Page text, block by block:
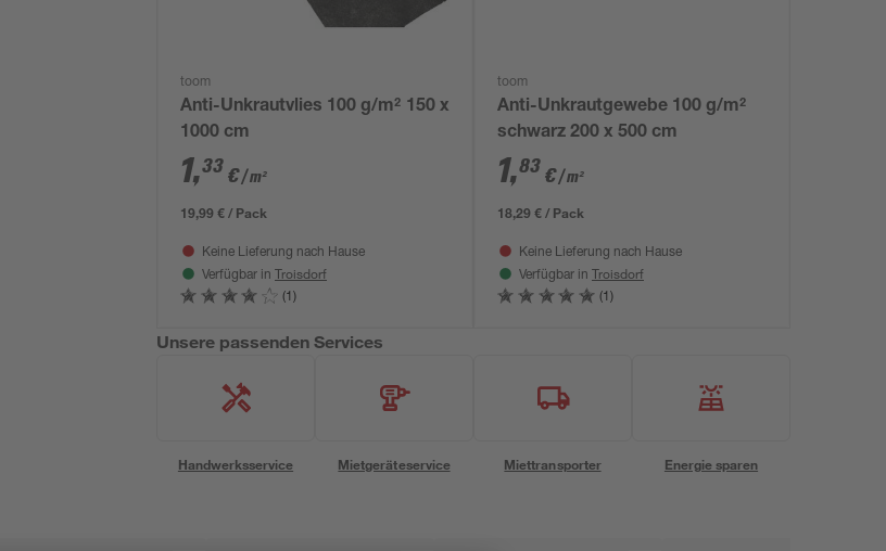
toom
Anti-Unkrautvlies 100 g/m² 150 x
1000 cm
1,33 €/ m²
19,99 € / Pack
Keine Lieferung nach Hause
Verfügbar in Troisdorf
(1)
toom
Anti-Unkrautgewebe 100 g/m²
schwarz 200 x 500 cm
1,83 €/ m²
18,29 € / Pack
Keine Lieferung nach Hause
Verfügbar in Troisdorf
(1)
Unsere passenden Services
Handwerksservice Mietgeräteservice Miettransporter Energie sparen